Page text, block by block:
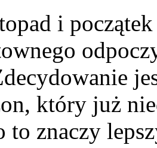
i
który już
to znaczy